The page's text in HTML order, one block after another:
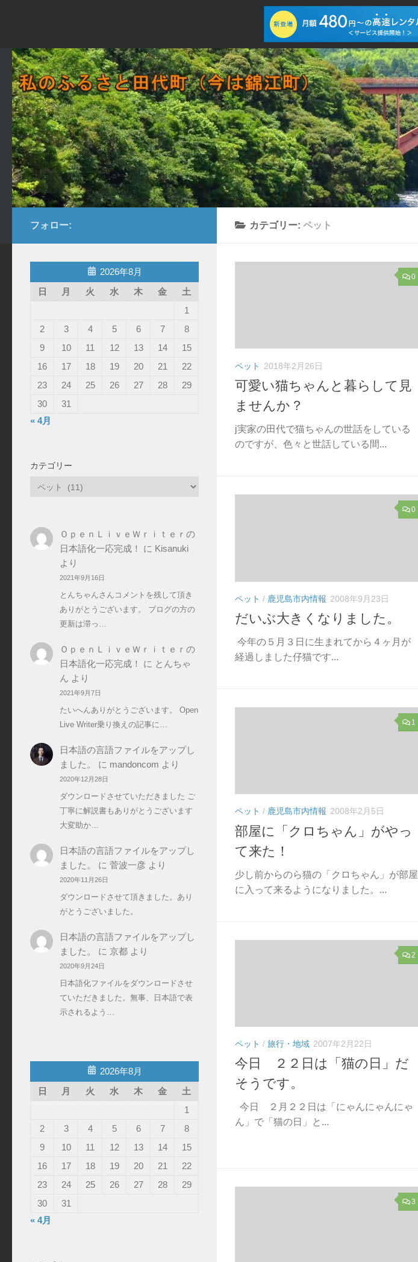
カテゴリー: ペット
0
ペット 2018年2月26日
可愛い猫ちゃんと暮らして見
ませんか？
j実家の田代で猫ちゃんの世話をしている
のですが、色々と世話している間...
0
ペット / 鹿児島市内情報 2008年9月23日
だいぶ大きくなりました。
今年の５月３日に生まれてから４ヶ月が
経過しました仔猫です...
1
ペット / 鹿児島市内情報 2008年2月5日
部屋に「クロちゃん」がやっ
て来た！
少し前からのら猫の「クロちゃん」が部屋
に入って来るようになりました。...
2
ペット / 旅行・地域 2007年2月22日
今日 ２２日は「猫の日」だ
そうです。
今日 ２月２２日は「にゃんにゃんにゃ
ん」で「猫の日」と...
3
フォロー:
2026年8月
日
月 火 水 木 金
土
1
2
3 4 5 6 7
8
9
10 11 12 13 14
15
16
17 18 19 20 21
22
23
24 25 26 27 28
29
30
31
« 4月
カテゴリー
リ
ー
ＯｐｅｎＬｉｖｅＷｒｉｔｅｒの
日本語化一応完成！
に Kisanuki
より
2021年9月16日
とんちゃんさんコメントを残して頂き
ありがとうございます。 ブログの方の
更新は滞っ…
ＯｐｅｎＬｉｖｅＷｒｉｔｅｒの
日本語化一応完成！
に とんちゃ
ん より
2021年9月7日
たいへんありがとうございます。 Open
Live Writer乗り換えの記事に…
日本語の言語ファイルをアップし
ました。
に mandoncom より
2020年12月28日
ダウンロードさせていただきました ご
丁寧に解説書もありがとうございます
大変助か…
日本語の言語ファイルをアップし
ました。
に 菅波一彦より
2020年11月26日
ダウンロードさせて頂きました。あり
がとうございました。
日本語の言語ファイルをアップし
ました。
に 京都より
2020年9月24日
日本語化ファイルをダウンロードさせ
ていただきました。無事、日本語で表
示されるよう…
2026年8月
日
月 火 水 木 金
土
1
2
3 4 5 6 7
8
9
10 11 12 13 14
15
16
17 18 19 20 21
22
23
24 25 26 27 28
29
30
31
« 4月